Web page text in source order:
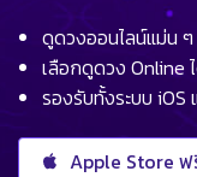
ดูดวงออนไลน์แม่น
เลือกดูดวง Online
รองรับทั้งระบบ iOS
Apple Store ฟ